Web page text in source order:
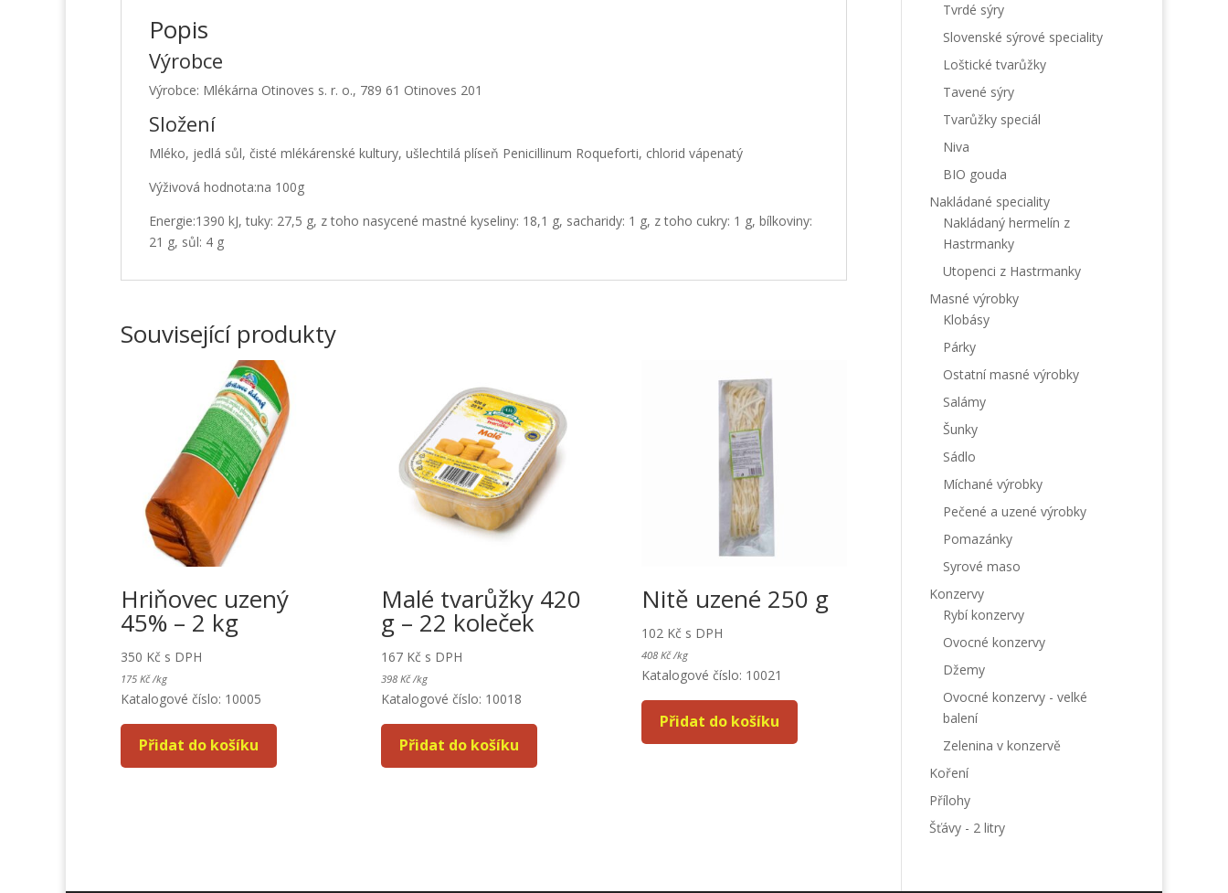
Popis
Výrobce
Výrobce: Mlékárna Otinoves s. r. o., 789 61 Otinoves 201
Složení
Mléko, jedlá sůl, čisté mlékárenské kultury, ušlechtilá plíseň Penicillinum Roqueforti, chlorid vápenatý
Výživová hodnota:na 100g
Energie:1390 kJ, tuky: 27,5 g, z toho nasycené mastné kyseliny: 18,1 g, sacharidy: 1 g, z toho cukry: 1 g, bílkoviny:
21 g, sůl: 4 g
Související produkty
Hriňovec uzený
45% – 2 kg
350 Kč s DPH
175 Kč /kg
Katalogové číslo: 10005
Přidat do košíku
Malé tvarůžky 420
g – 22 koleček
167 Kč s DPH
398 Kč /kg
Katalogové číslo: 10018
Přidat do košíku
Nitě uzené 250 g
102 Kč s DPH
408 Kč /kg
Katalogové číslo: 10021
Přidat do košíku
Tvrdé sýry
Slovenské sýrové speciality
Loštické tvarůžky
Tavené sýry
Tvarůžky speciál
Niva
BIO gouda
Nakládané speciality
Nakládaný hermelín z
Hastrmanky
Utopenci z Hastrmanky
Masné výrobky
Klobásy
Párky
Ostatní masné výrobky
Salámy
Šunky
Sádlo
Míchané výrobky
Pečené a uzené výrobky
Pomazánky
Syrové maso
Konzervy
Rybí konzervy
Ovocné konzervy
Džemy
Ovocné konzervy - velké
balení
Zelenina v konzervě
Koření
Přílohy
Šťávy - 2 litry